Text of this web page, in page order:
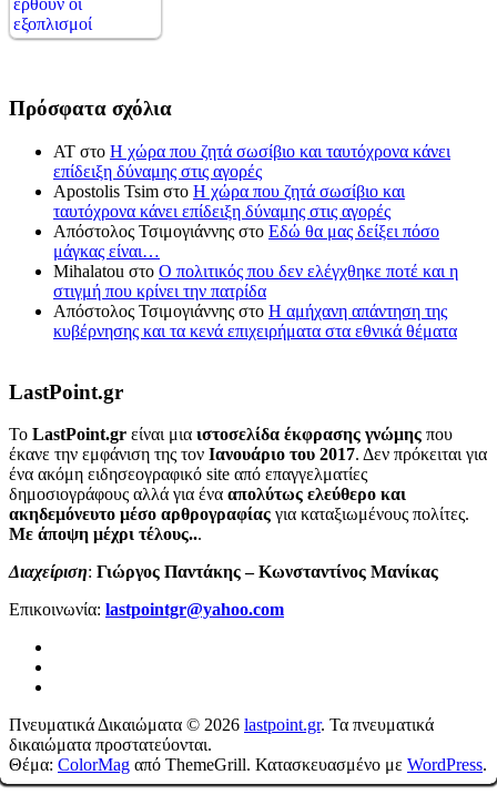
Πρόσφατα σχόλια
ΑΤ στο Η χώρα που ζητά σωσίβιο και ταυτόχρονα κάνει
επίδειξη δύναμης στις αγορές
Apostolis Tsim στο Η χώρα που ζητά σωσίβιο και
ταυτόχρονα κάνει επίδειξη δύναμης στις αγορές
Απόστολος Τσιμογιάννης στο Εδώ θα μας δείξει πόσο
μάγκας είναι…
Mihalatou στο Ο πολιτικός που δεν ελέγχθηκε ποτέ και η
στιγμή που κρίνει την πατρίδα
Απόστολος Τσιμογιάννης στο Η αμήχανη απάντηση της
κυβέρνησης και τα κενά επιχειρήματα στα εθνικά θέματα
LastPoint.gr
To LastPoint.gr είναι μια ιστοσελίδα έκφρασης γνώμης που
έκανε την εμφάνιση της τον Ιανουάριο του 2017. Δεν πρόκειται για
ένα ακόμη ειδησεογραφικό site από επαγγελματίες
δημοσιογράφους αλλά για ένα απολύτως ελεύθερο και
ακηδεμόνευτο μέσο αρθρογραφίας για καταξιωμένους πολίτες.
Με άποψη μέχρι τέλους...
Διαχείριση: Γιώργος Παντάκης – Κωνσταντίνος Μανίκας
Επικοινωνία: lastpointgr@yahoo.com
Πνευματικά Δικαιώματα © 2026 lastpoint.gr. Τα πνευματικά
δικαιώματα προστατεύονται.
Θέμα: ColorMag από ThemeGrill. Κατασκευασμένο με WordPress.